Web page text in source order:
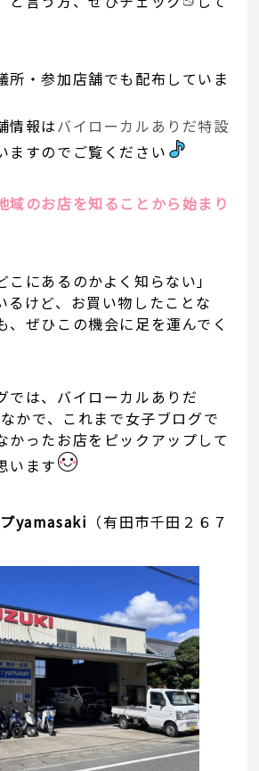
所・参加店舗でも配布していま
情報はバイローカルありだ特設
ますのでご覧ください
域のお店を知ることから始まり
こにあるのかよく知らない」
るけど、お買い物したことな
、ぜひこの機会に足を運んでく
では、バイローカルありだ
かで、これまで女子ブログで
かったお店をピックアップして
います
yamasaki （有田市千田２６７